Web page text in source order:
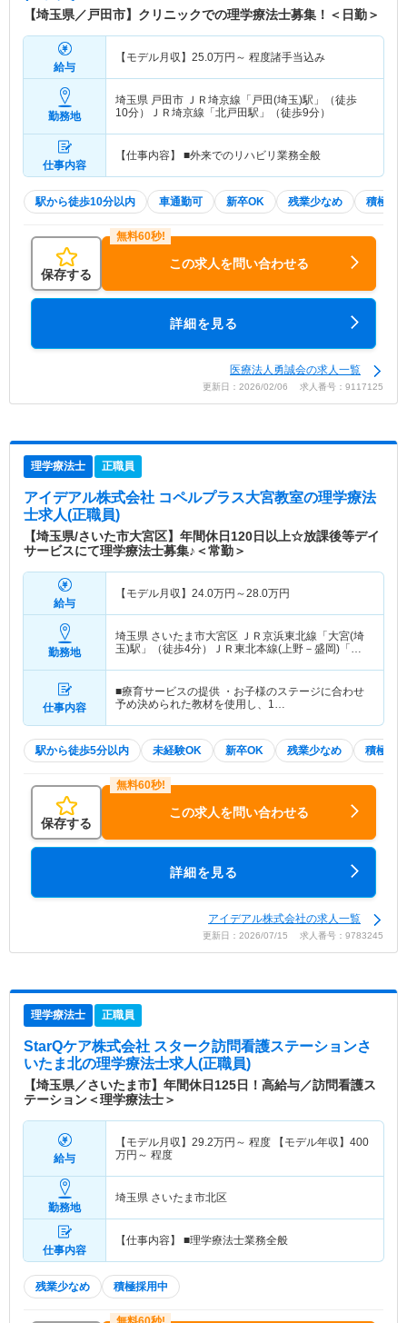
【埼玉県／戸田市】クリニックでの理学療法士募集！＜日勤＞
給与
【モデル月収】 25.0万円～ 程度諸手当込み
勤務地
埼玉県 戸田市 ＪＲ埼京線「戸田(埼玉)駅」（徒歩
10分）ＪＲ埼京線「北戸田駅」（徒歩9分）
仕事内容
【仕事内容】 ■外来でのリハビリ業務全般
駅から徒歩10分以内 車通勤可 新卒OK 残業少なめ 積極採
保存する
この求人を問い合わせる
詳細を見る
医療法人勇誠会の求人一覧
更新日：2026/02/06 求人番号：9117125
理学療法士 正職員
アイデアル株式会社 コペルプラス大宮教室の理学療法
士求人(正職員)
【埼玉県/さいた市大宮区】年間休日120日以上☆放課後等デイ
サービスにて理学療法士募集♪＜常勤＞
給与
【モデル月収】 24.0万円～28.0万円
勤務地
埼玉県 さいたま市大宮区 ＪＲ京浜東北線「大宮(埼
玉)駅」（徒歩4分）ＪＲ東北本線(上野－盛岡)「大
仕事内容
■療育サービスの提供 ・お子様のステージに合わせ
予め決められた教材を使用し、1…
駅から徒歩5分以内 未経験OK 新卒OK 残業少なめ 積極採
保存する
この求人を問い合わせる
詳細を見る
アイデアル株式会社の求人一覧
更新日：2026/07/15 求人番号：9783245
理学療法士 正職員
StarQケア株式会社 スターク訪問看護ステーションさ
いたま北の理学療法士求人(正職員)
【埼玉県／さいたま市】年間休日125日！高給与／訪問看護ス
テーション＜理学療法士＞
給与
【モデル月収】 29.2万円～ 程度 【モデル年収】 400
万円～ 程度
勤務地
埼玉県 さいたま市北区
仕事内容
【仕事内容】 ■理学療法士業務全般
残業少なめ 積極採用中